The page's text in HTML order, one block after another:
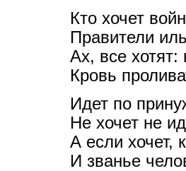
Кто хочет
Правители
Ах, все хотят:
Кровь
Идет по
Не хочет не
А если хочет,
И званье